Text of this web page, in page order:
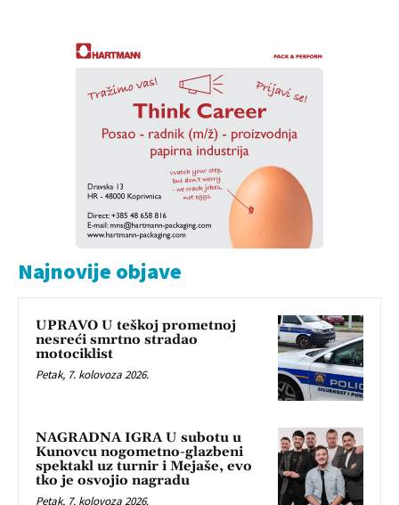
Najnovije objave
UPRAVO U teškoj prometnoj
nesreći smrtno stradao
motociklist
Petak, 7. kolovoza 2026.
NAGRADNA IGRA U subotu u
Kunovcu nogometno-glazbeni
spektakl uz turnir i Mejaše, evo
tko je osvojio nagradu
Petak, 7. kolovoza 2026.